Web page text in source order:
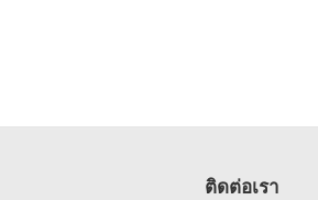
ติดต่อเรา